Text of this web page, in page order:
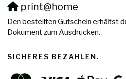
print@home
Den bestellten Gutschein erhältst
Dokument zum Ausdrucken.
SICHERES BEZAHLEN